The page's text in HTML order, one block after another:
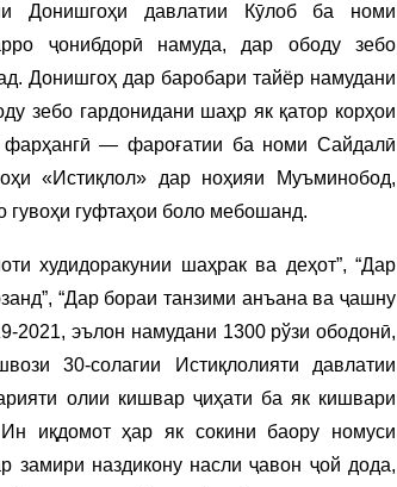
Донишгоҳи давлатии Кӯлоб ба номи
ҷонибдорӣ намуда, дар ободу зебо
Донишгоҳ дар баробари тайёр намудани
зебо гардонидани шаҳр як қатор корҳои
фарҳангӣ — фароғатии ба номи Сайдалӣ
«Истиқлол» дар ноҳияи Муъминобод,
гувоҳи гуфтаҳои боло мебошанд.
худидоракунии шаҳрак ва деҳот”, “Дар
“Дар бораи танзими анъана ва ҷашну
2021, эълон намудани 1300 рўзи ободонӣ,
30-солагии Истиқлолияти давлатии
олии кишвар ҷиҳати ба як кишвари
иқдомот ҳар як сокини баору номуси
замири наздикону насли ҷавон ҷой дода,